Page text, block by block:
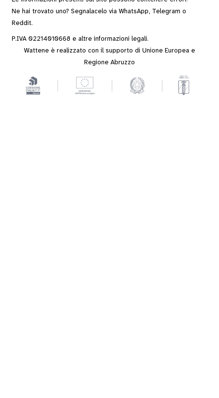
Ne hai trovato uno? Segnalacelo via WhatsApp, Telegram o
Reddit.
P.IVA 02214010668 e altre informazioni legali.
Wattene è realizzato con il supporto di Unione Europea e
Regione Abruzzo